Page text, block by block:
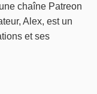
chaîne Patreon
Alex, est un
et ses